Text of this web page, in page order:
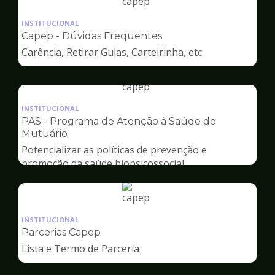
Ilustração
pagina
de
Capep
INSTITUCIONAL
Capep - Dúvidas Frequentes
Carência, Retirar Guias, Carteirinha, etc
Ilustração
pagina
Capep
INSTITUCIONAL
PAS - Programa de Atenção à Saúde do
Mutuário
Potencializar as políticas de prevenção e
promoção da saúde biopsicossocial
Ilustração
Capep
INSTITUCIONAL
Parcerias Capep
Lista e Termo de Parceria